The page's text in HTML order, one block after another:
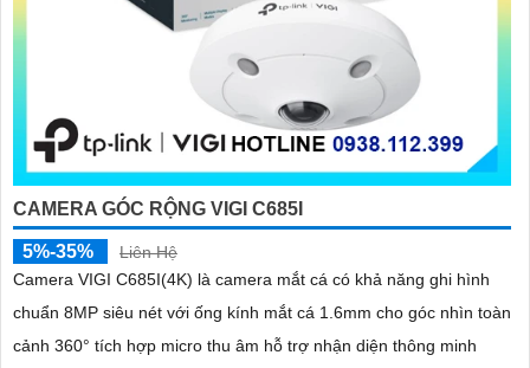
CAMERA GÓC RỘNG VIGI C685I
5%-35%
Liên Hệ
Camera VIGI C685I(4K) là camera mắt cá có khả năng ghi hình
chuẩn 8MP siêu nét với ống kính mắt cá 1.6mm cho góc nhìn toàn
cảnh 360° tích hợp micro thu âm hỗ trợ nhận diện thông minh